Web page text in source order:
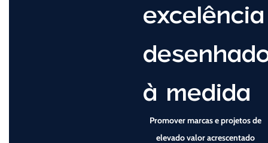
excelência
à medida
Promover marcas e projetos de
elevado valor acrescentado